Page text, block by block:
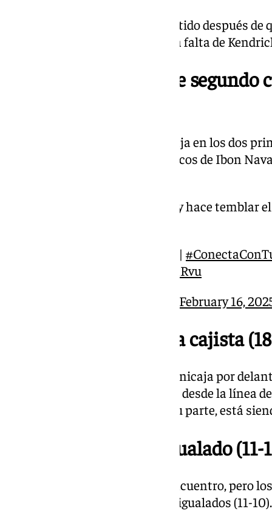
El Real Madrid se empata el partido después
anotado 1/2 tiros libres tras una falta de
20.26 | Buen inicio de
Parcial de 7-5 favorable al Unicaja en los dos
segunda manga (25-20). Los chicos de Ibon
¡DAVID KRAVISH revienta y hace temblar
|
pic.twitter.com/zm8HYumRvu
February 16,
20.20 | Ligera ventaja cajista
Final del primer cuarto con el Unicaja por
con 3/5 en triples, está acertado desde la línea
defensivo. El Real Madrid, por su parte, está
20.10 | Inicio muy igualado (11-
Se prevé que sea la tónica del encuentro, pero
partido están siendo muy, muy igualados (11-10).